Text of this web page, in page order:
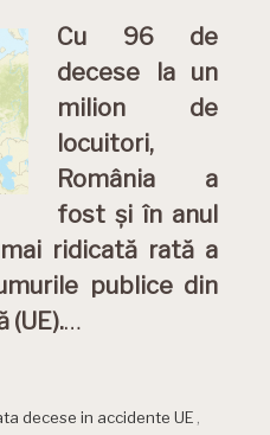
Cu 96 de
decese la un
milion de
locuitori,
România a
fost și în anul
ridicată rată a
publice din
(UE).…
decese in accidente UE